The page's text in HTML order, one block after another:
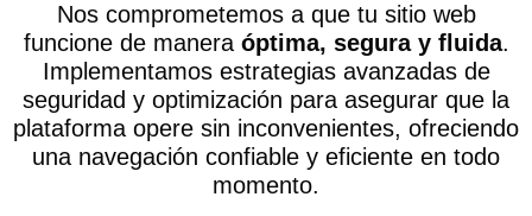
Nos comprometemos a que tu sitio web
funcione de manera óptima, segura y fluida.
Implementamos estrategias avanzadas de
seguridad y optimización para asegurar que la
plataforma opere sin inconvenientes, ofreciendo
una navegación confiable y eficiente en todo
momento.